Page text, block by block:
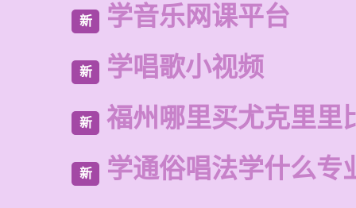
新 学音乐网课平台
新 学唱歌小视频
新 福州哪里买尤克里里
新 学通俗唱法学什么专